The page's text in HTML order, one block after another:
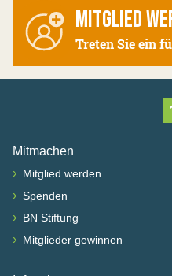
MITGLIED
Treten Sie ein
Mitmachen
› Mitglied werden
› Spenden
› BN Stiftung
› Mitglieder gewinnen